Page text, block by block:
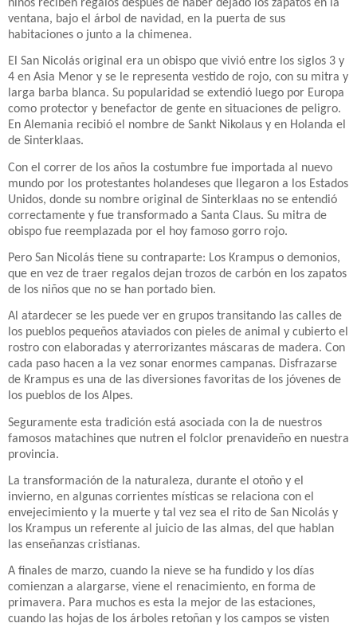
niños reciben regalos después de haber dejado los zapatos en la
ventana, bajo el árbol de navidad, en la puerta de sus
habitaciones o junto a la chimenea.
El San Nicolás original era un obispo que vivió entre los siglos 3 y
4 en Asia Menor y se le representa vestido de rojo, con su mitra y
larga barba blanca. Su popularidad se extendió luego por Europa
como protector y benefactor de gente en situaciones de peligro.
En Alemania recibió el nombre de Sankt Nikolaus y en Holanda el
de Sinterklaas.
Con el correr de los años la costumbre fue importada al nuevo
mundo por los protestantes holandeses que llegaron a los Estados
Unidos, donde su nombre original de Sinterklaas no se entendió
correctamente y fue transformado a Santa Claus. Su mitra de
obispo fue reemplazada por el hoy famoso gorro rojo.
Pero San Nicolás tiene su contraparte: Los Krampus o demonios,
que en vez de traer regalos dejan trozos de carbón en los zapatos
de los niños que no se han portado bien.
Al atardecer se les puede ver en grupos transitando las calles de
los pueblos pequeños ataviados con pieles de animal y cubierto el
rostro con elaboradas y aterrorizantes máscaras de madera. Con
cada paso hacen a la vez sonar enormes campanas. Disfrazarse
de Krampus es una de las diversiones favoritas de los jóvenes de
los pueblos de los Alpes.
Seguramente esta tradición está asociada con la de nuestros
famosos matachines que nutren el folclor prenavideño en nuestra
provincia.
La transformación de la naturaleza, durante el otoño y el
invierno, en algunas corrientes místicas se relaciona con el
envejecimiento y la muerte y tal vez sea el rito de San Nicolás y
los Krampus un referente al juicio de las almas, del que hablan
las enseñanzas cristianas.
A finales de marzo, cuando la nieve se ha fundido y los días
comienzan a alargarse, viene el renacimiento, en forma de
primavera. Para muchos es esta la mejor de las estaciones,
cuando las hojas de los árboles retoñan y los campos se visten